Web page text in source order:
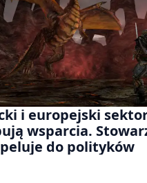
i europejski
wsparcia.
do polityków